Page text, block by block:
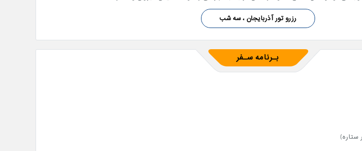
رزرو تور آذربایجان ، سه شب
بـرنامه سـفر